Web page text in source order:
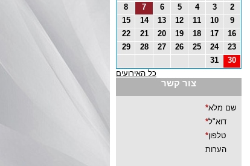
2
3
4
5
6
7
8
9
10
11
12
13
14
15
16
17
18
19
20
21
22
23
24
25
26
27
28
29
30
31
כל האירועים
צור קשר